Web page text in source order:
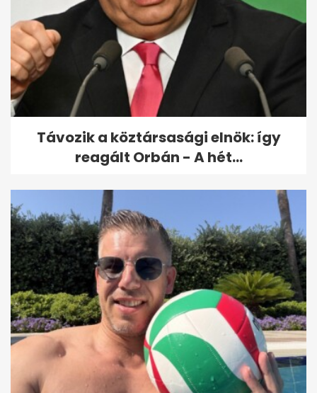
Távozik a köztársasági elnök: így
reagált Orbán - A hét...